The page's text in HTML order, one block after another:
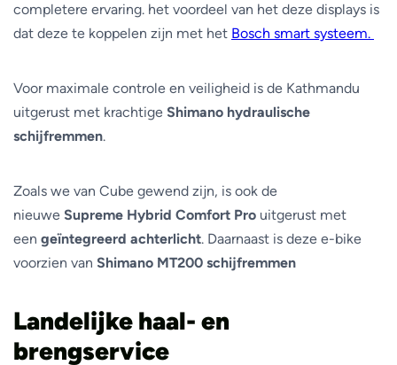
completere ervaring. het voordeel van het deze displays is
dat deze te koppelen zijn met het Bosch smart systeem.
Voor maximale controle en veiligheid is de Kathmandu
uitgerust met krachtige Shimano hydraulische
schijfremmen.
Zoals we van Cube gewend zijn, is ook de
nieuwe Supreme Hybrid Comfort Pro uitgerust met
een geïntegreerd achterlicht. Daarnaast is deze e-bike
voorzien van Shimano MT200 schijfremmen
Landelijke haal- en
brengservice